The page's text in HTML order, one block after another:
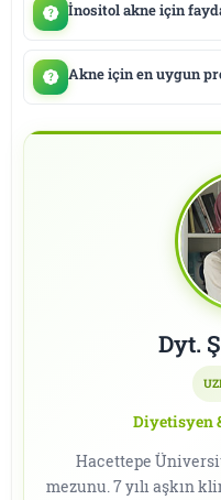
İnositol akne için
Akne için en uygun
Dyt.
Diyetisyen
Hacettepe
mezunu. 7 yılı aşkın